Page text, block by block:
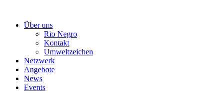
Über uns
Rio Negro
Kontakt
Umweltzeichen
Netzwerk
Angebote
News
Events